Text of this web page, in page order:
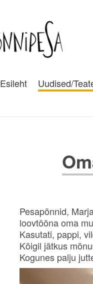
Esileht Uudised/
Pesapõnnid,
loovtööna oma
Kasutati, pappi,
Kõigil jätkus
Kogunes palju